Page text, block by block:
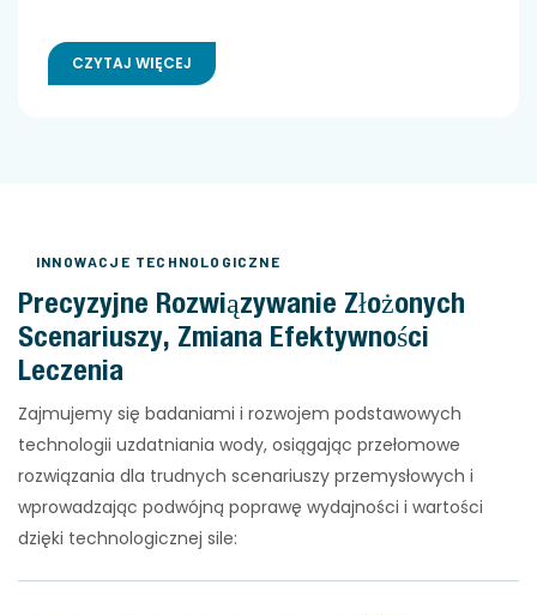
CZYTAJ WIĘCEJ
INNOWACJE TECHNOLOGICZNE
Precyzyjne Rozwiązywanie Złożonych
Scenariuszy, Zmiana Efektywności
Leczenia
Zajmujemy się badaniami i rozwojem podstawowych
technologii uzdatniania wody, osiągając przełomowe
rozwiązania dla trudnych scenariuszy przemysłowych i
wprowadzając podwójną poprawę wydajności i wartości
dzięki technologicznej sile: